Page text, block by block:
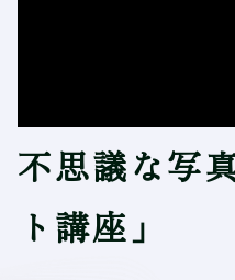
不思議な写
ト講座」